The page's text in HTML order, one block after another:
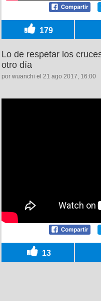
179
Lo de respetar los
otro día
por wuanchi el 21 ago 2017, 16:00
13